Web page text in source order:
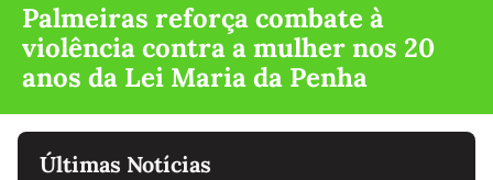
Palmeiras reforça combate à
violência contra a mulher nos 20
anos da Lei Maria da Penha
Últimas Notícias